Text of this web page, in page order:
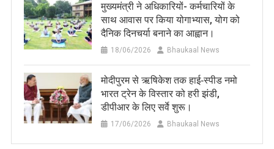
मुख्यमंत्री ने अधिकारियों- कर्मचारियों के
साथ आवास पर किया योगाभ्यास, योग को
दैनिक दिनचर्या बनाने का आह्वान।
18/06/2026 Bhaukaal News
मोदीपुरम से ऋषिकेश तक हाई‑स्पीड नमो
भारत ट्रेन के विस्तार को हरी झंडी,
डीपीआर के लिए सर्वे शुरू।
17/06/2026 Bhaukaal News